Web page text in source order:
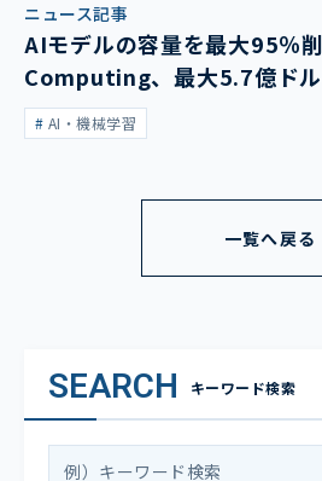
ニュース記事
AIモデルの容量を最大95％
Computing、最大5.7億ドル
表AI・機械学習
一覧へ戻る
SEARCH キーワード検索